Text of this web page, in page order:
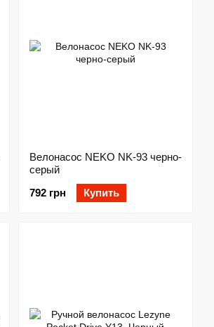
Велонасос NEKO NK-93 черно-
серый
792 грн
Купить